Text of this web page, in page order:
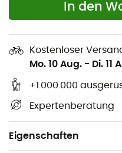
In den
Kostenloser
Mo. 10 Aug. - Di. 11
+1.000.000
Expertenberatung
Eigenschaften